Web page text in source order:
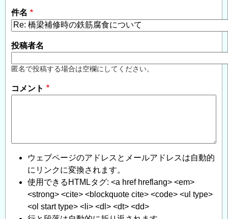
件名
投稿者名
匿名で投稿する場合は空欄にしてください。
コメント
ウェブページのアドレスとメールアドレスは自動的
にリンクに変換されます。
使用できるHTMLタグ: <a href hreflang> <em>
<strong> <cite> <blockquote cite> <code> <ul type>
<ol start type> <li> <dl> <dt> <dd>